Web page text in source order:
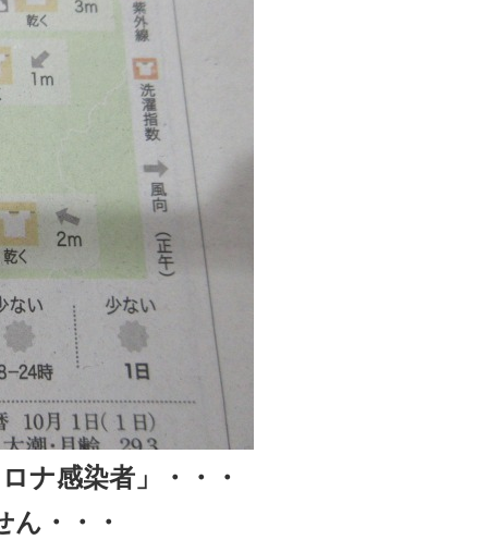
ナ感染者」・・・
・・・